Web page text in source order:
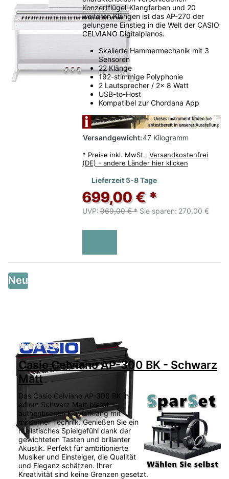
Marken und Modelle unmittelbar nebeneinander
Persönliche Empfehlung statt reiner Online-
Gut erreichbar aus Frankfurt, Offenbach und
Konzertflügel-Klangfarben und 20
weiteren Klängen ist das AP-270 der
gelungene Einstieg in die Welt der CASIO
CELVIANO Digitalpianos.
Skalierte Hammermechanik mit 3
Sensoren
22 Klänge
192-stimmige Polyphonie
2 Lautsprecher / 2x 8 Watt
USB-to-Host
Kompatibel zur Chordana App
Versandgewicht:47 Kilogramm
* Preise inkl. MwSt., Versandkostenfrei
(DE) - andere Länder hier klicken
Lieferzeit 5-8 Tage
699,00 € *
UVP: 969,00 € * Sie sparen: 270,00 €
Neu
Zu diesem Produkt liegen noch keine
Casio Celviano AP-300 BK - Schwarz
Matt
Das Casio Celviano AP-300 BK in
edlem Schwarz Matt bietet
authentischen Klavierklang mit
moderner Technik. Genießen Sie ein
realistisches Spielgefühl dank der
gewichteten Tasten und brillanter
Akustik. Perfekt für ambitionierte
Musiker und Einsteiger, die Qualität
und Eleganz schätzen. Ihrer
Kreativität sind keine Grenzen gesetzt.